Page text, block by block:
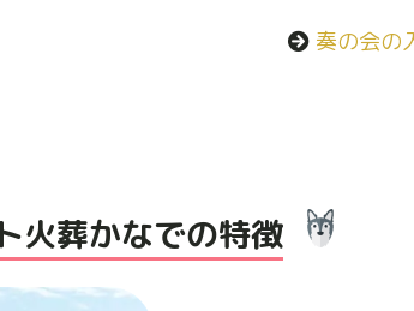
奏の会の
火葬かなでの特徴